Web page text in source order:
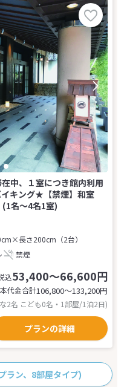
中、１室につき館内利用
キング★【禁煙】和室
(1名～4名1室)
長さ200cm（2台）
禁煙
込53,400～66,600円
代金合計106,800〜133,200円
2名 こども0名・1部屋/1泊2日)
プランの詳細
ラン、8部屋タイプ)